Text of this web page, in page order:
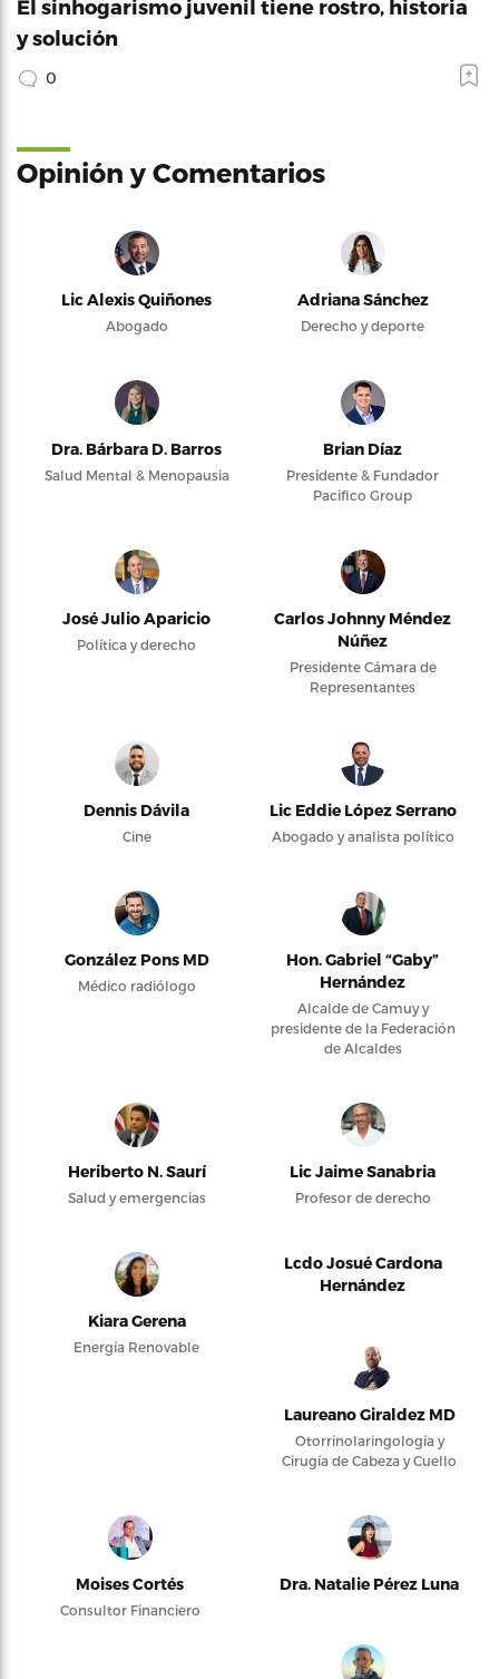
El sinhogarismo juvenil tiene rostro, historia
y solución
0
Opinión y Comentarios
Lic Alexis Quiñones
Abogado
Adriana Sánchez
Derecho y deporte
Dra. Bárbara D. Barros
Salud Mental & Menopausia
Brian Díaz
Presidente & Fundador
Pacifico Group
José Julio Aparicio
Política y derecho
Carlos Johnny Méndez
Núñez
Presidente Cámara de
Representantes
Dennis Dávila
Cine
Lic Eddie López Serrano
Abogado y analista político
González Pons MD
Médico radiólogo
Hon. Gabriel “Gaby”
Hernández
Alcalde de Camuy y
presidente de la Federación
de Alcaldes
Heriberto N. Saurí
Salud y emergencias
Lic Jaime Sanabria
Profesor de derecho
Kiara Gerena
Energía Renovable
Lcdo Josué Cardona
Hernández
Laureano Giraldez MD
Otorrinolaringología y
Cirugía de Cabeza y Cuello
Moises Cortés
Consultor Financiero
Dra. Natalie Pérez Luna